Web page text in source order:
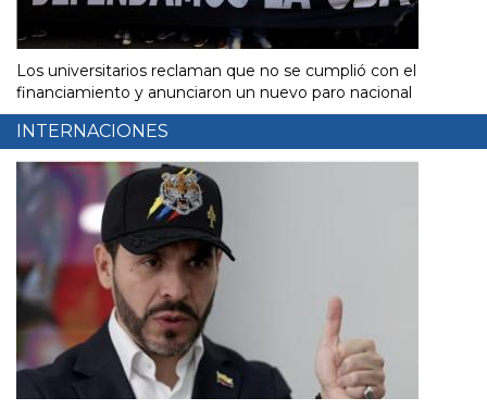
Los universitarios reclaman que no se cumplió con el
financiamiento y anunciaron un nuevo paro nacional
INTERNACIONES